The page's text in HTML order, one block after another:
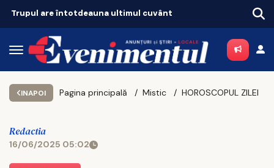
Tot mai mulți ieșeni ajung să depindă de ajutoarele sociale. Topul celor mai sărace comune
INAPOI Pagina principală Mistic HOROSCOPUL ZILEI
Redactia
16/06/2025 05:02